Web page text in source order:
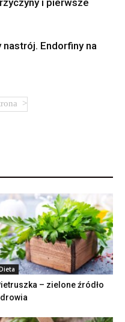
nastrój. Endorfiny na
– zielone źródło